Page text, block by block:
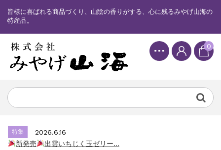
皆様に喜ばれる商品づくり、山陰の香りがする、心に残るみやげ山海の
特産品。
0
カード情報が適切ではありません。「カード...
特集
2026.7.17
特集
2026.6.16
新発売
出雲いちじく玉ゼリー...